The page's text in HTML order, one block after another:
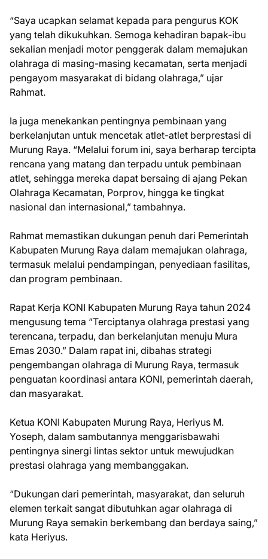
“Saya ucapkan selamat kepada para pengurus KOK
yang telah dikukuhkan. Semoga kehadiran bapak-ibu
sekalian menjadi motor penggerak dalam memajukan
olahraga di masing-masing kecamatan, serta menjadi
pengayom masyarakat di bidang olahraga,” ujar
Rahmat.
Ia juga menekankan pentingnya pembinaan yang
berkelanjutan untuk mencetak atlet-atlet berprestasi di
Murung Raya. “Melalui forum ini, saya berharap tercipta
rencana yang matang dan terpadu untuk pembinaan
atlet, sehingga mereka dapat bersaing di ajang Pekan
Olahraga Kecamatan, Porprov, hingga ke tingkat
nasional dan internasional,” tambahnya.
Rahmat memastikan dukungan penuh dari Pemerintah
Kabupaten Murung Raya dalam memajukan olahraga,
termasuk melalui pendampingan, penyediaan fasilitas,
dan program pembinaan.
Rapat Kerja KONI Kabupaten Murung Raya tahun 2024
mengusung tema “Terciptanya olahraga prestasi yang
terencana, terpadu, dan berkelanjutan menuju Mura
Emas 2030.” Dalam rapat ini, dibahas strategi
pengembangan olahraga di Murung Raya, termasuk
penguatan koordinasi antara KONI, pemerintah daerah,
dan masyarakat.
Ketua KONI Kabupaten Murung Raya, Heriyus M.
Yoseph, dalam sambutannya menggarisbawahi
pentingnya sinergi lintas sektor untuk mewujudkan
prestasi olahraga yang membanggakan.
“Dukungan dari pemerintah, masyarakat, dan seluruh
elemen terkait sangat dibutuhkan agar olahraga di
Murung Raya semakin berkembang dan berdaya saing,”
kata Heriyus.